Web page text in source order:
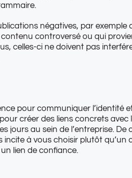
négatives, par exemple
controversé ou qui
celles-ci ne doivent pas
pour communiquer l’identité
créer des liens concrets avec
jours au sein de l’entreprise.
à vous choisir plutôt
lien de confiance.